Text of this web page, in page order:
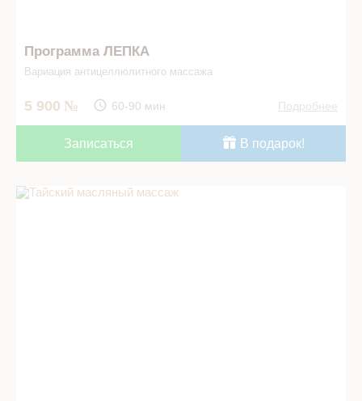
Программа ЛЕПКА
Вариация антицеллюлитного массажа
5 900 60-90 мин Подробнее
Записаться В подарок!
Тайский масляный массаж в СПА салоне